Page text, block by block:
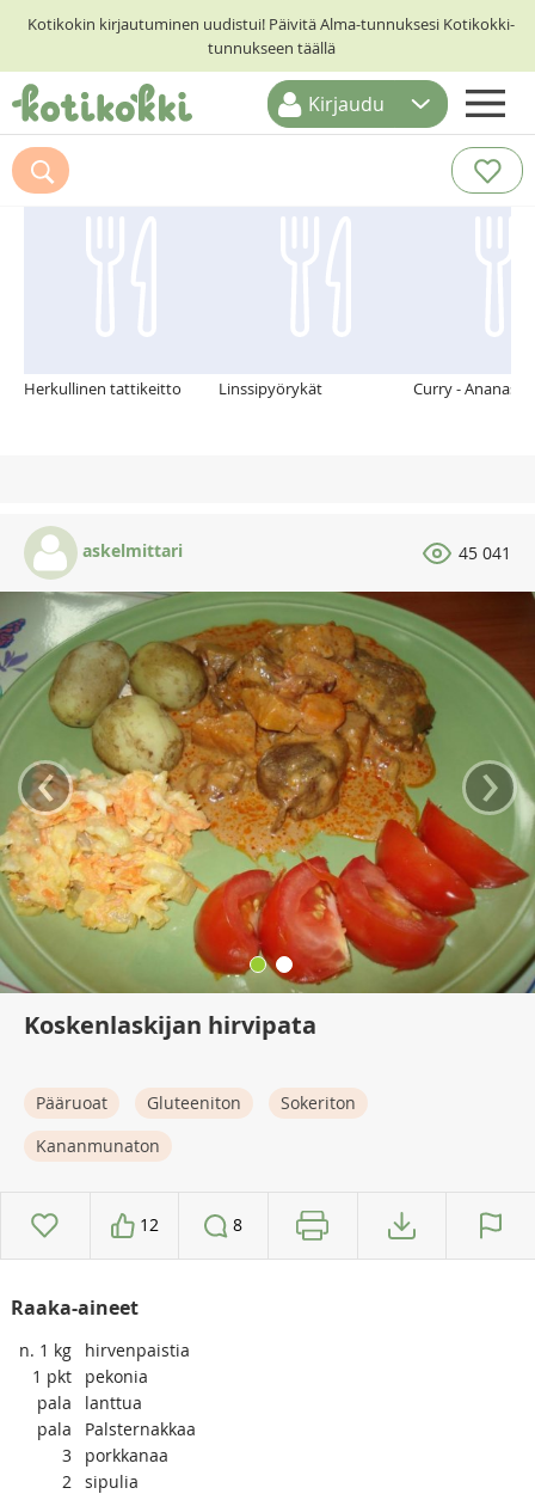
Kotikokin kirjautuminen uudistui! Päivitä Alma-tunnuksesi Kotikokki-
tunnukseen täällä
ETUSIVU
RESEPTIHAKU
Kirjaudu
Suosittelemme myös
Herkullinen tattikeitto Linssipyörykät Curry -
askelmittari 45 041
‹ ›
Koskenlaskijan hirvipata
Pääruoat Gluteeniton
Sokeriton
Kananmunaton
12 8
Raaka-aineet
n. 1 kg
hirvenpaistia
1 pkt
pekonia
pala
lanttua
pala
Palsternakkaa
3
porkkanaa
2 sipulia